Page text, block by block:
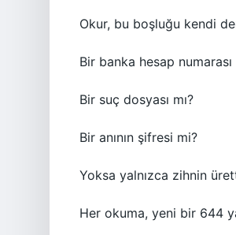
Okur, bu boşluğu kendi
Bir banka hesap numarası
Bir suç dosyası mı?
Bir anının şifresi mi?
Yoksa yalnızca zihnin
Her okuma, yeni bir 644